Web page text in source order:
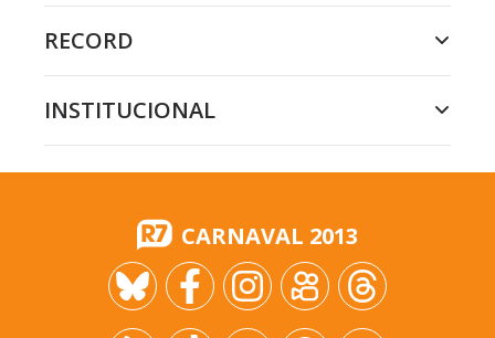
RECORD
INSTITUCIONAL
CARNAVAL 2013